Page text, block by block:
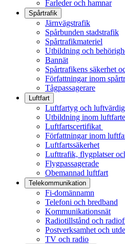
Farleder och hamnar
Spårtrafik
Järnvägstrafik
Spårbunden stadstrafik
Spårtrafikmateriel
Utbildning och
Bannät
Spårtrafikens säkerhet
Författningar inom
Tågpassagerare
Luftfart
Luftfartyg och
Utbildning inom
Luftfartscertifikat
Författningar inom
Luftfartssäkerhet
Lufttrafik, flygplatser
Flygpassagerade
Obemannad luftfart
Telekommunikation
Fi-domännamn
Telefoni och bredband
Kommunikationsnät
Radiotillstånd och
Postverksamhet och
TV och radio